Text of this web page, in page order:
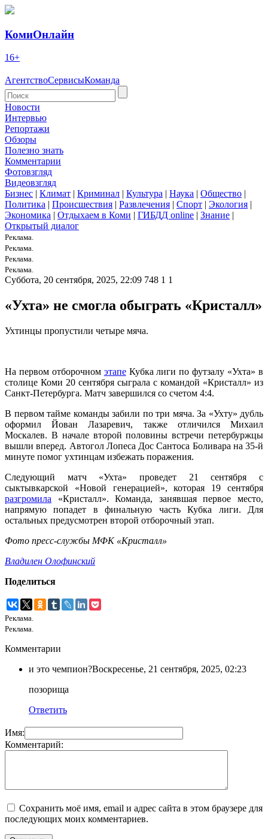
КомиОнлайн
16+
АгентствоСервисыКоманда
Новости
Интервью
Репортажи
Обзоры
Полезно знать
Комментарии
Фотовзгляд
Видеовзгляд
Бизнес | Климат | Криминал | Культура | Наука | Общество |
Политика | Происшествия | Развлечения | Спорт | Экология |
Экономика | Отдыхаем в Коми | ГИБДД online | Знание |
Открытый диалог
Реклама.
Реклама.
Реклама.
Реклама.
Суббота, 20 сентября, 2025, 22:09 748 1 1
«Ухта» не смогла обыграть «Кристалл»
Ухтинцы пропустили четыре мяча.
На первом отборочном этапеКубка лиги по футзалу «Ухта» в
столице Коми 20 сентября сыграла с командой «Кристалл» из
Санкт-Петербурга. Матч завершился со счетом 4:4.
В первом тайме команды забили по три мяча. За «Ухту» дубль
оформил Йован Лазаревич, также отличился Михаил
Москалев. В начале второй половины встречи петербуржцы
вышли вперед. Автогол Лопеса Дос Сантоса Боливара на 35-й
минуте помог ухтинцам избежать поражения.
Следующий матч «Ухта» проведет 21 сентября с
сыктывкарской «Новой генерацией», которая 19 сентября
разгромила «Кристалл». Команда, занявшая первое место,
напрямую попадет в финальную часть Кубка лиги. Для
остальных предусмотрен второй отборочный этап.
Фото пресс-службы МФК «Кристалл»
Владилен Олофинский
Поделиться
Реклама.
Реклама.
Комментарии
и это чемпион?Воскресенье, 21 сентября, 2025, 02:23
позорища
Ответить
Имя:
Комментарий:
Сохранить моё имя, email и адрес сайта в этом браузере для
последующих моих комментариев.